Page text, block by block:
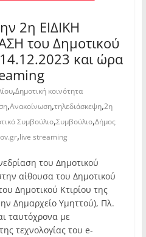
2η ΕΙΔΙΚΗ
του Δημοτικού
και ώρα
,Δημοτική κοινότητα
,Ανακοίνωση,τηλεδιάσκεψη,2η
Συμβούλιο,Συμβούλιο,Δήμος
,live streaming
του Δημοτικού
αίθουσα του Δημοτικού
Δημοτικού Κτιρίου της
Δημαρχείο Υμηττού), Πλ.
ταυτόχρονα με
τεχνολογίας του e-